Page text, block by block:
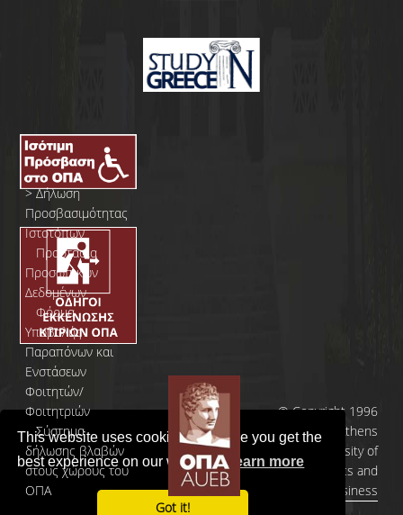
This website uses cookies to ensure you get the
best experience on our website.Learn more
Got it!
>Δήλωση
Προσβασιμότητας
Ιστοτόπων
Προστασία
Προσωπικών
Δεδομένων
Φόρμα
Yποβολής
Παραπόνων και
Ενστάσεων
Φοιτητών/
Φοιτητριών
>Σύστημα
δήλωσης βλαβών
στους χώρους του
ΟΠΑ
© Copyright 1996
- 2026 | Athens
University of
Economics and
Business